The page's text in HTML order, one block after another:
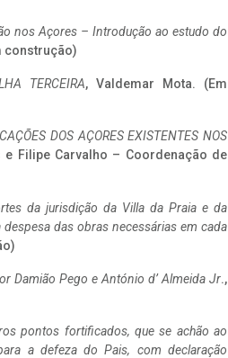
nos Açores – Introdução ao estudo do
construção)
TERCEIRA, Valdemar Mota. (Em
DOS AÇORES EXISTENTES NOS
Filipe Carvalho – Coordenação de
da jurisdição da Villa da Praia e da
das obras necessárias em cada
Damião Pego e António d’ Almeida Jr.,
pontos fortificados, que se achão ao
a defeza do Pais, com declaração